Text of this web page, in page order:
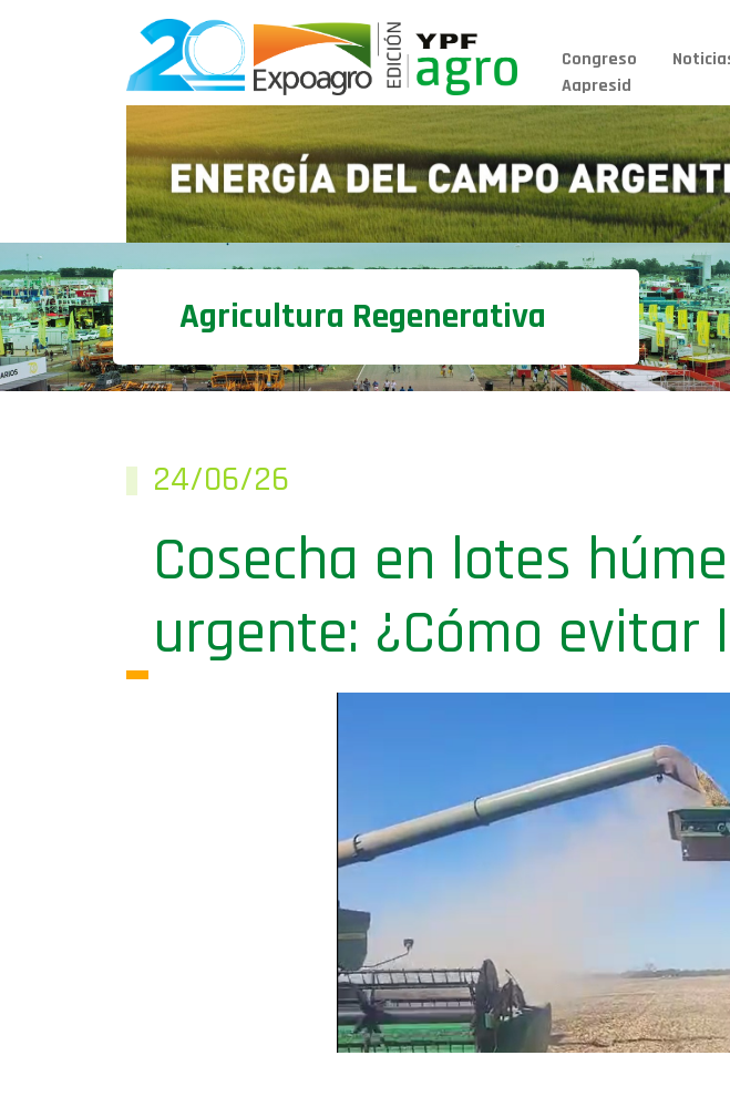
Congreso
Aapresid
Agricultura Regenerativa
24/06/26
Cosecha en lotes
urgente: ¿Cómo evitar